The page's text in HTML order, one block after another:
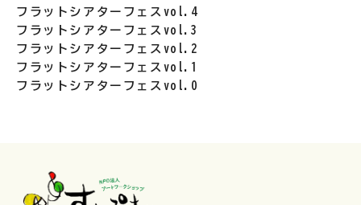
フラットシアターフェスvol.4
フラットシアターフェスvol.3
フラットシアターフェスvol.2
フラットシアターフェスvol.1
フラットシアターフェスvol.0